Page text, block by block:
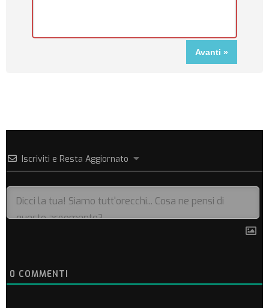
Iscriviti e Resta Aggiornato
0 COMMENTI